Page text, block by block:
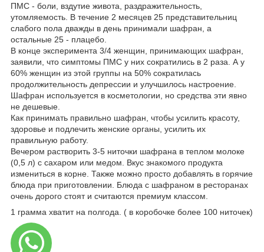
ПМС - боли, вздутие живота, раздражительность,
утомляемость. В течение 2 месяцев 25 представительниц
слабого пола дважды в день принимали шафран, а
остальные 25 - плацебо.
В конце эксперимента 3/4 женщин, принимающих шафран,
заявили, что симптомы ПМС у них сократились в 2 раза. А у
60% женщин из этой группы на 50% сократилась
продолжительность депрессии и улучшилось настроение.
Шафран используется в косметологии, но средства эти явно
не дешевые.
Как принимать правильно шафран, чтобы усилить красоту,
здоровье и подлечить женские органы, усилить их
правильную работу.
Вечером растворить 3-5 ниточки шафрана в теплом молоке
(0,5 л) с сахаром или медом. Вкус знакомого продукта
измениться в корне. Также можно просто добавлять в горячие
блюда при приготовлении. Блюда с шафраном в ресторанах
очень дорого стоят и считаются премиум классом.
1 грамма хватит на полгода. ( в коробочке более 100 ниточек)